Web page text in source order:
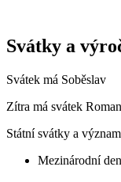
Svátky a
Svátek má Soběslav
Zítra má svátek Roman
Státní svátky a
Mezinárodní